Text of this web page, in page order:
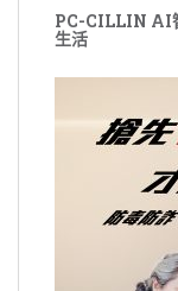
PC-CILLIN AI
生活